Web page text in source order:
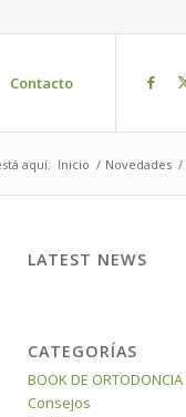
Contacto
aquí: Inicio / Novedades /
LATEST NEWS
CATEGORÍAS
BOOK DE ORTODONCIA
Consejos